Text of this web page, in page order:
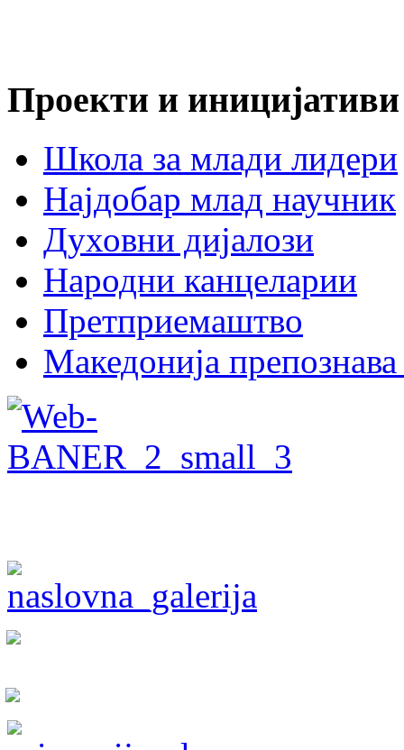
Проекти и иницијативи
Школа за млади лидери
Најдобар млад научник
Духовни дијалози
Народни канцеларии
Претприемаштво
Македонија